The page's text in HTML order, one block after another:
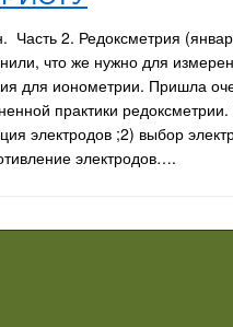
Часть 2. Редоксметрия
что же нужно для
для ионометрии. Пришла
практики
электродов ;2) выбор
электродов….